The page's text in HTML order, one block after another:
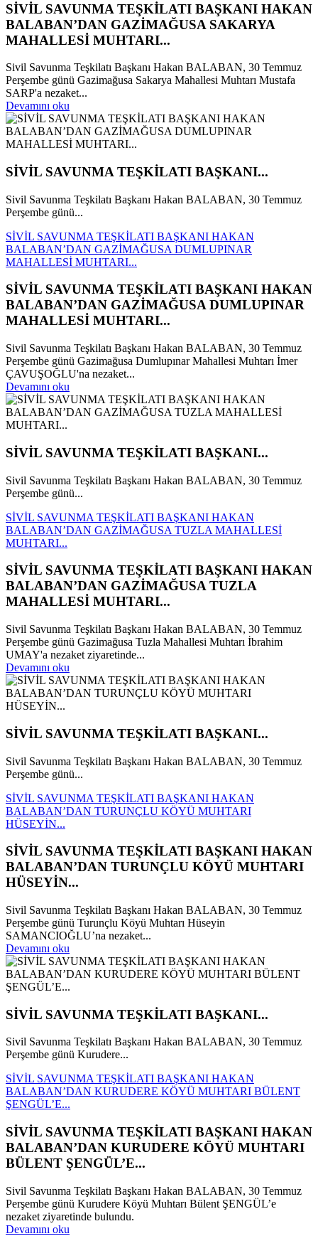
SİVİL SAVUNMA TEŞKİLATI BAŞKANI HAKAN
BALABAN’DAN GAZİMAĞUSA SAKARYA
MAHALLESİ MUHTARI...
Sivil Savunma Teşkilatı Başkanı Hakan BALABAN, 30 Temmuz
Perşembe günü Gazimağusa Sakarya Mahallesi Muhtarı Mustafa
SARP'a nezaket...
Devamını oku
SİVİL SAVUNMA TEŞKİLATI BAŞKANI...
Sivil Savunma Teşkilatı Başkanı Hakan BALABAN, 30 Temmuz
Perşembe günü...
SİVİL SAVUNMA TEŞKİLATI BAŞKANI HAKAN
BALABAN’DAN GAZİMAĞUSA DUMLUPINAR
MAHALLESİ MUHTARI...
SİVİL SAVUNMA TEŞKİLATI BAŞKANI HAKAN
BALABAN’DAN GAZİMAĞUSA DUMLUPINAR
MAHALLESİ MUHTARI...
Sivil Savunma Teşkilatı Başkanı Hakan BALABAN, 30 Temmuz
Perşembe günü Gazimağusa Dumlupınar Mahallesi Muhtarı İmer
ÇAVUŞOĞLU'na nezaket...
Devamını oku
SİVİL SAVUNMA TEŞKİLATI BAŞKANI...
Sivil Savunma Teşkilatı Başkanı Hakan BALABAN, 30 Temmuz
Perşembe günü...
SİVİL SAVUNMA TEŞKİLATI BAŞKANI HAKAN
BALABAN’DAN GAZİMAĞUSA TUZLA MAHALLESİ
MUHTARI...
SİVİL SAVUNMA TEŞKİLATI BAŞKANI HAKAN
BALABAN’DAN GAZİMAĞUSA TUZLA
MAHALLESİ MUHTARI...
Sivil Savunma Teşkilatı Başkanı Hakan BALABAN, 30 Temmuz
Perşembe günü Gazimağusa Tuzla Mahallesi Muhtarı İbrahim
UMAY'a nezaket ziyaretinde...
Devamını oku
SİVİL SAVUNMA TEŞKİLATI BAŞKANI...
Sivil Savunma Teşkilatı Başkanı Hakan BALABAN, 30 Temmuz
Perşembe günü...
SİVİL SAVUNMA TEŞKİLATI BAŞKANI HAKAN
BALABAN’DAN TURUNÇLU KÖYÜ MUHTARI
HÜSEYİN...
SİVİL SAVUNMA TEŞKİLATI BAŞKANI HAKAN
BALABAN’DAN TURUNÇLU KÖYÜ MUHTARI
HÜSEYİN...
Sivil Savunma Teşkilatı Başkanı Hakan BALABAN, 30 Temmuz
Perşembe günü Turunçlu Köyü Muhtarı Hüseyin
SAMANCIOĞLU’na nezaket...
Devamını oku
SİVİL SAVUNMA TEŞKİLATI BAŞKANI...
Sivil Savunma Teşkilatı Başkanı Hakan BALABAN, 30 Temmuz
Perşembe günü Kurudere...
SİVİL SAVUNMA TEŞKİLATI BAŞKANI HAKAN
BALABAN’DAN KURUDERE KÖYÜ MUHTARI BÜLENT
ŞENGÜL’E...
SİVİL SAVUNMA TEŞKİLATI BAŞKANI HAKAN
BALABAN’DAN KURUDERE KÖYÜ MUHTARI
BÜLENT ŞENGÜL’E...
Sivil Savunma Teşkilatı Başkanı Hakan BALABAN, 30 Temmuz
Perşembe günü Kurudere Köyü Muhtarı Bülent ŞENGÜL’e
nezaket ziyaretinde bulundu.
Devamını oku